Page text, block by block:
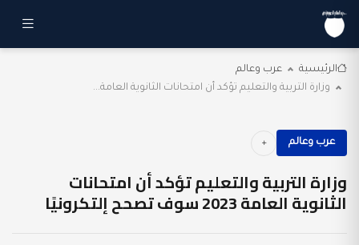
الرئيسية
عرب وعالم
وزارة التربية والتعليم تؤكد أن امتحانات الثانوية العامة...
عرب وعالم
وزارة التربية والتعليم تؤكد أن امتحانات
الثانوية العامة 2023 سوف تصحح إلتكرونيًا